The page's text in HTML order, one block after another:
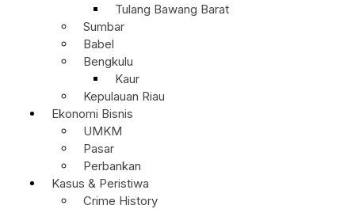
Tulang Bawang Barat
Sumbar
Babel
Bengkulu
Kaur
Kepulauan Riau
Ekonomi Bisnis
UMKM
Pasar
Perbankan
Kasus & Peristiwa
Crime History